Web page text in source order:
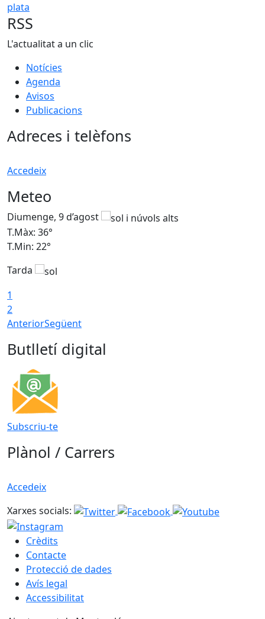
plata
RSS
L'actualitat a un clic
Notícies
Agenda
Avisos
Publicacions
Adreces i telèfons
Accedeix
Meteo
Diumenge, 9 d’agost
T.Màx: 36°
T.Min: 22°
Tarda
1
2
AnteriorSegüent
Butlletí digital
Subscriu-te
Plànol / Carrers
Accedeix
Xarxes socials:
Crèdits
Contacte
Protecció de dades
Avís legal
Accessibilitat